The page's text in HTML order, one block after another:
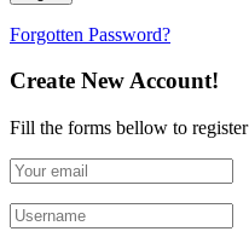
Forgotten Password?
Create New Account!
Fill the forms bellow to register